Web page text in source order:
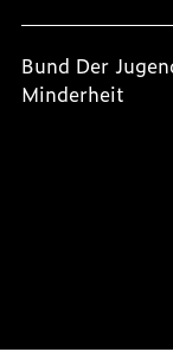
Bund Der
Minderheit